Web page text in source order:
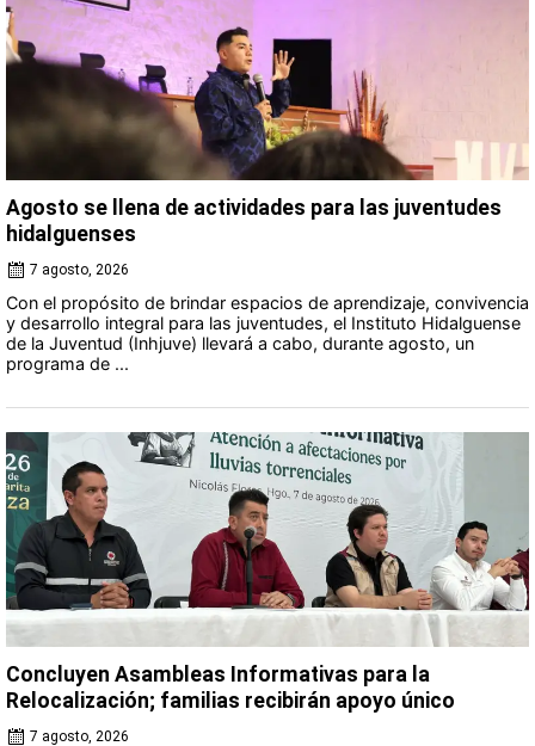
Agosto se llena de actividades para las juventudes
hidalguenses
7 agosto, 2026
Con el propósito de brindar espacios de aprendizaje, convivencia
y desarrollo integral para las juventudes, el Instituto Hidalguense
de la Juventud (Inhjuve) llevará a cabo, durante agosto, un
programa de ...
Concluyen Asambleas Informativas para la
Relocalización; familias recibirán apoyo único
7 agosto, 2026